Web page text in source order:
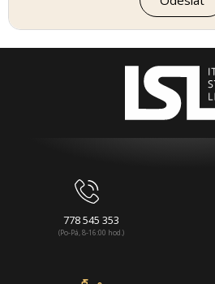
778 545 353
(Po-Pá, 8-16:00 hod.)